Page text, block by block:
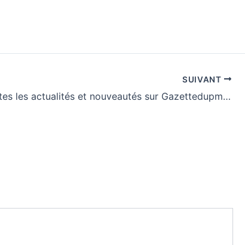
SUIVANT
Découvrez toutes les actualités et nouveautés sur Gazettedupmu2